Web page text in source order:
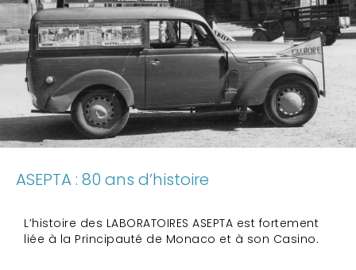
ASEPTA : 80 ans d’histoire
L’histoire des LABORATOIRES ASEPTA est fortement
liée à la Principauté de Monaco et à son Casino.